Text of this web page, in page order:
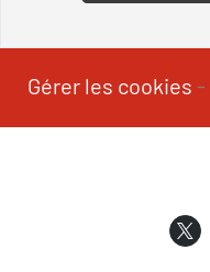
Gérer les cookies -